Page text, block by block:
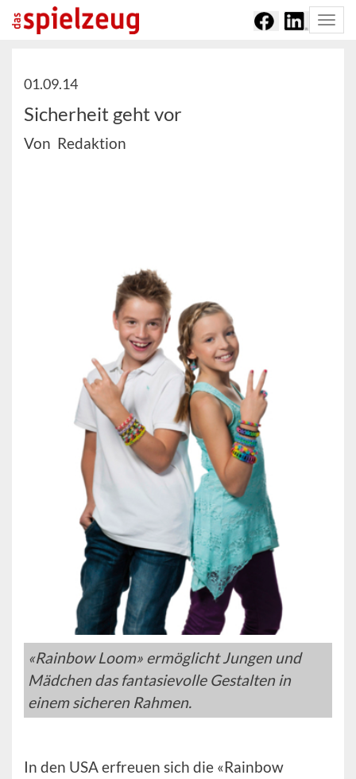
01.09.14
Sicherheit geht vor
Von Redaktion
«Rainbow Loom» ermöglicht Jungen und
Mädchen das fantasievolle Gestalten in
einem sicheren Rahmen.
In den USA erfreuen sich die «Rainbow